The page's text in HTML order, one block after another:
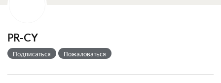
PR-CY
Подписаться Пожаловаться